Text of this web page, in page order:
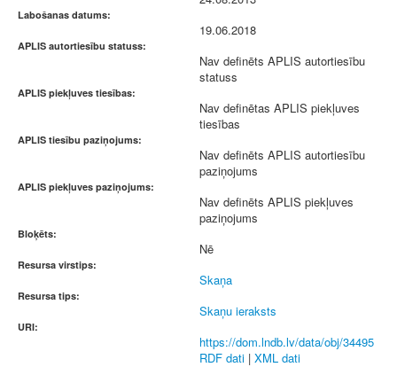
Labošanas datums:
19.06.2018
APLIS autortiesību statuss:
Nav definēts APLIS autortiesību
statuss
APLIS piekļuves tiesības:
Nav definētas APLIS piekļuves
tiesības
APLIS tiesību paziņojums:
Nav definēts APLIS autortiesību
paziņojums
APLIS piekļuves paziņojums:
Nav definēts APLIS piekļuves
paziņojums
Bloķēts:
Nē
Resursa virstips:
Skaņa
Resursa tips:
Skaņu ieraksts
URI:
https://dom.lndb.lv/data/obj/34495
RDF dati | XML dati